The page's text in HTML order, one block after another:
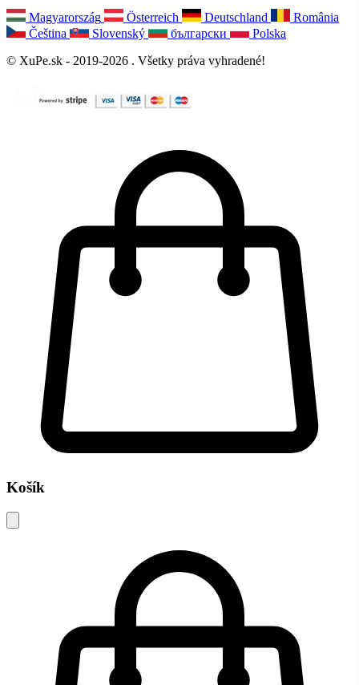
Magyarország Österreich Deutschland
România
Čeština
Slovenský български
Polska
© XuPe.sk - 2019-2026 . Všetky práva vyhradené!
Košík